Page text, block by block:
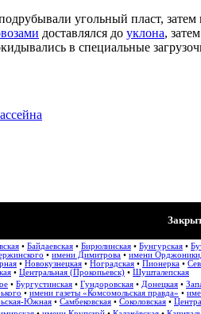
угольный пласт,
доставлялся до уклона,
в специальные
• Байдаевская • Бирюлинская • Бунгурская •
• имени Димитрова • имени
• Новокузнецкая • Ноградская • Пионерка •
• Центральная (Прокопьевск) • Шушталепская
• Бургустинская • Гундоровская • Донецкая •
• имени газеты «Комсомольская правда» •
Южная • Самбековская • Соколовская •